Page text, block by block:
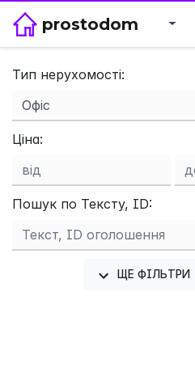
prostodom
Тип нерухомості:
Ціна:
Пошук по Тексту, ID:
ЩЕ ФІЛЬТРИ